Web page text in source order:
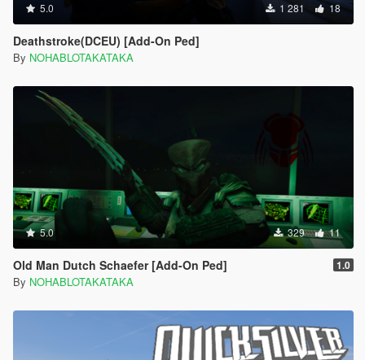
5.0 1 281 18
Deathstroke(DCEU) [Add-On Ped]
By NOHABLOTAKATAKA
5.0 329 11
Old Man Dutch Schaefer [Add-On Ped] 1.0
By NOHABLOTAKATAKA